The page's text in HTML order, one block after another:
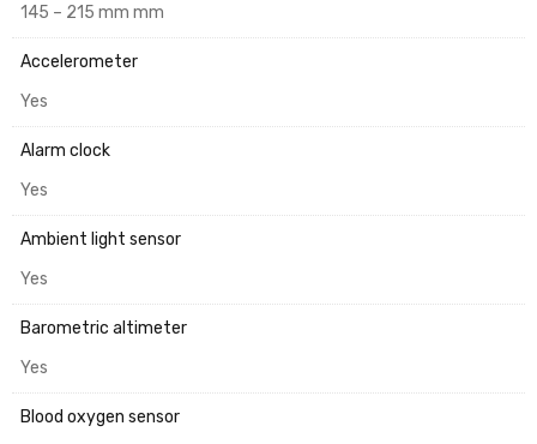
145 – 215 mm mm
Accelerometer
Yes
Alarm clock
Yes
Ambient light sensor
Yes
Barometric altimeter
Yes
Blood oxygen sensor